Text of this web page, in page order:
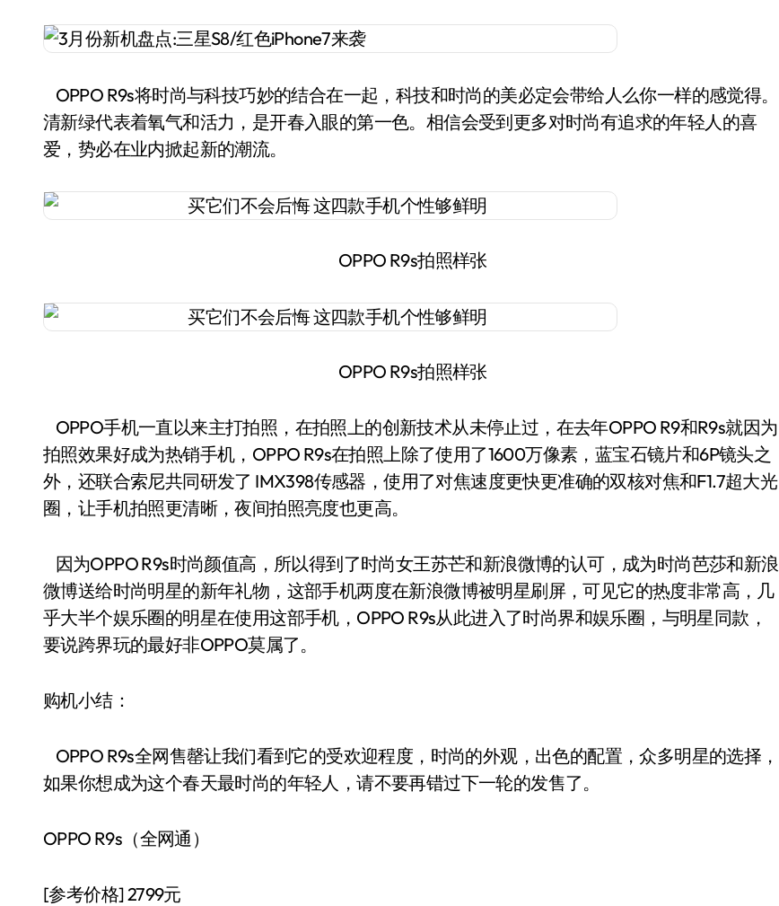
OPPO R9s将时尚与科技巧妙的结合在一起，科技和时尚的美必定会带给人么你一样的感觉得。
清新绿代表着氧气和活力，是开春入眼的第一色。相信会受到更多对时尚有追求的年轻人的喜
爱，势必在业内掀起新的潮流。
OPPO R9s拍照样张
OPPO R9s拍照样张
OPPO手机一直以来主打拍照，在拍照上的创新技术从未停止过，在去年OPPO R9和R9s就因为
拍照效果好成为热销手机，OPPO R9s在拍照上除了使用了1600万像素，蓝宝石镜片和6P镜头之
外，还联合索尼共同研发了 IMX398传感器，使用了对焦速度更快更准确的双核对焦和F1.7超大光
圈，让手机拍照更清晰，夜间拍照亮度也更高。
因为OPPO R9s时尚颜值高，所以得到了时尚女王苏芒和新浪微博的认可，成为时尚芭莎和新浪
微博送给时尚明星的新年礼物，这部手机两度在新浪微博被明星刷屏，可见它的热度非常高，几
乎大半个娱乐圈的明星在使用这部手机，OPPO R9s从此进入了时尚界和娱乐圈，与明星同款，
要说跨界玩的最好非OPPO莫属了。
购机小结：
OPPO R9s全网售罄让我们看到它的受欢迎程度，时尚的外观，出色的配置，众多明星的选择，
如果你想成为这个春天最时尚的年轻人，请不要再错过下一轮的发售了。
OPPO R9s（全网通）
[参考价格] 2799元